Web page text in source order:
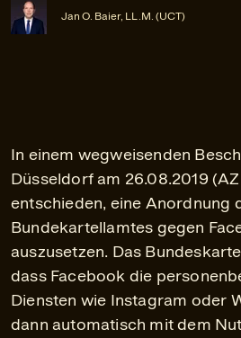
Jan O. Baier, LL.M. (UCT)
In einem wegweisenden
Düsseldorf am 26.08.2019
entschieden, eine Anordnung
Bundekartellamtes gegen
auszusetzen. Das
dass Facebook die
Diensten wie Instagram oder
dann automatisch mit dem